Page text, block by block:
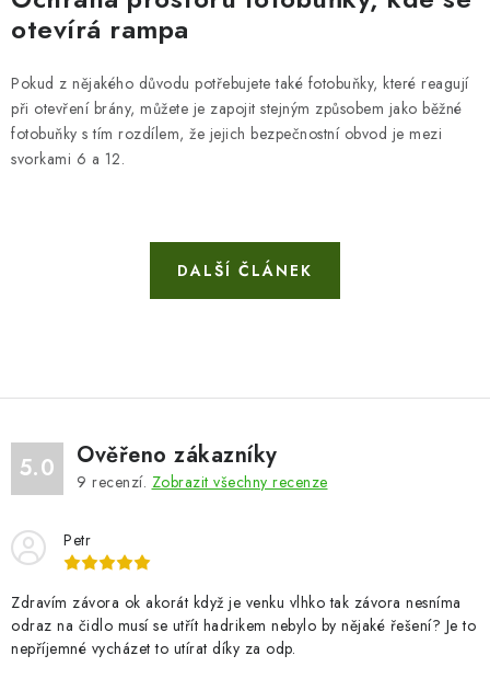
otevírá rampa
Pokud z nějakého důvodu potřebujete také fotobuňky, které reagují
při otevření brány, můžete je zapojit stejným způsobem jako běžné
fotobuňky s tím rozdílem, že jejich bezpečnostní obvod je mezi
svorkami 6 a 12.
DALŠÍ ČLÁNEK
5.0 Ověřeno zákazníky
9 recenzí. Zobrazit všechny recenze
Petr
Zdravím závora ok akorát když je venku vlhko tak závora nesníma
odraz na čidlo musí se utřít hadrikem nebylo by nějaké řešení? Je to
nepříjemné vycházet to utírat díky za odp.